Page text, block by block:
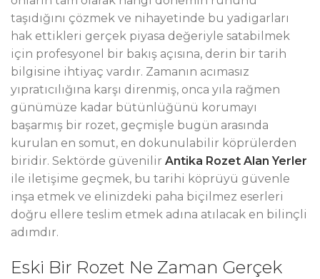
taşıdığını çözmek ve nihayetinde bu yadigarları
hak ettikleri gerçek piyasa değeriyle satabilmek
için profesyonel bir bakış açısına, derin bir tarih
bilgisine ihtiyaç vardır. Zamanın acımasız
yıpratıcılığına karşı direnmiş, onca yıla rağmen
günümüze kadar bütünlüğünü korumayı
başarmış bir rozet, geçmişle bugün arasında
kurulan en somut, en dokunulabilir köprülerden
biridir. Sektörde güvenilir Antika Rozet Alan Yerler
ile iletişime geçmek, bu tarihi köprüyü güvenle
inşa etmek ve elinizdeki paha biçilmez eserleri
doğru ellere teslim etmek adına atılacak en bilinçli
adımdır.
Eski Bir Rozet Ne Zaman Gerçek